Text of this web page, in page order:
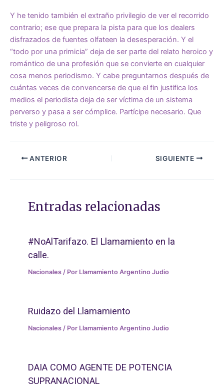
Y he tenido también el extraño privilegio de ver el recorrido
contrario; ese que prepara la pista para que los dealers
disfrazados de fuentes olfateen la desesperación. Y el
“todo por una primicia” deja de ser parte del relato heroico y
romántico de una profesión que se convierte en cualquier
cosa menos periodismo. Y cabe preguntarnos después de
cuántas veces de convencerse de que el fin justifica los
medios el periodista deja de ser víctima de un sistema
perverso y pasa a ser cómplice. Partícipe necesario. Que
triste y peligroso rol.
ANTERIOR SIGUIENTE
Entradas relacionadas
#NoAlTarifazo. El Llamamiento en la
calle.
Nacionales / Por Llamamiento Argentino Judio
Ruidazo del Llamamiento
Nacionales / Por Llamamiento Argentino Judio
DAIA COMO AGENTE DE POTENCIA
SUPRANACIONAL